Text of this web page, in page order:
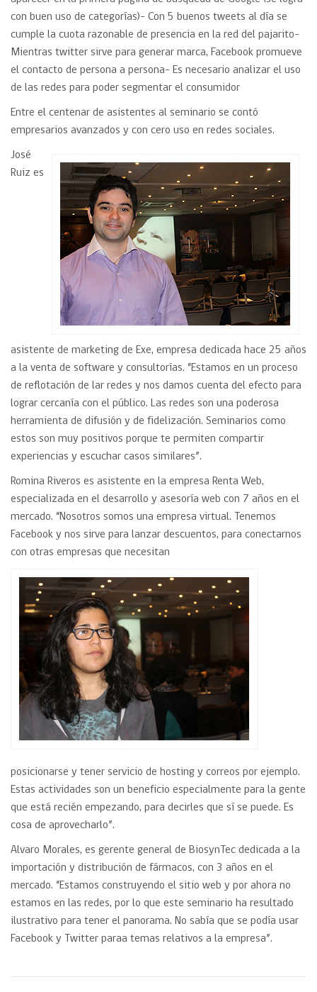
con buen uso de categorías)- Con 5 buenos tweets al día se
cumple la cuota razonable de presencia en la red del pajarito-
Mientras twitter sirve para generar marca, Facebook promueve
el contacto de persona a persona- Es necesario analizar el uso
de las redes para poder segmentar el consumidor
Entre el centenar de asistentes al seminario se contó
empresarios avanzados y con cero uso en redes sociales.
José
Ruiz es
asistente de marketing de Exe, empresa dedicada hace 25 años
a la venta de software y consultorías. “Estamos en un proceso
de reflotación de lar redes y nos damos cuenta del efecto para
lograr cercanía con el público. Las redes son una poderosa
herramienta de difusión y de fidelización. Seminarios como
estos son muy positivos porque te permiten compartir
experiencias y escuchar casos similares”.
Romina Riveros es asistente en la empresa Renta Web,
especializada en el desarrollo y asesoría web con 7 años en el
mercado. “Nosotros somos una empresa virtual. Tenemos
Facebook y nos sirve para lanzar descuentos, para conectarnos
con otras empresas que necesitan
posicionarse y tener servicio de hosting y correos por ejemplo.
Estas actividades son un beneficio especialmente para la gente
que está recién empezando, para decirles que sí se puede. Es
cosa de aprovecharlo”.
Alvaro Morales, es gerente general de BiosynTec dedicada a la
importación y distribución de fármacos, con 3 años en el
mercado. “Estamos construyendo el sitio web y por ahora no
estamos en las redes, por lo que este seminario ha resultado
ilustrativo para tener el panorama. No sabía que se podía usar
Facebook y Twitter paraa temas relativos a la empresa”.